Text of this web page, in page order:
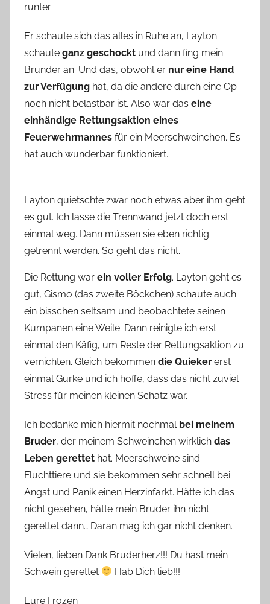
runter.
Er schaute sich das alles in Ruhe an, Layton
schaute ganz geschockt und dann fing mein
Brunder an. Und das, obwohl er nur eine Hand
zur Verfügung hat, da die andere durch eine Op
noch nicht belastbar ist. Also war das eine
einhändige Rettungsaktion eines
Feuerwehrmannes für ein Meerschweinchen. Es
hat auch wunderbar funktioniert.
Layton quietschte zwar noch etwas aber ihm geht
es gut. Ich lasse die Trennwand jetzt doch erst
einmal weg. Dann müssen sie eben richtig
getrennt werden. So geht das nicht.
Die Rettung war ein voller Erfolg. Layton geht es
gut, Gismo (das zweite Böckchen) schaute auch
ein bisschen seltsam und beobachtete seinen
Kumpanen eine Weile. Dann reinigte ich erst
einmal den Käfig, um Reste der Rettungsaktion zu
vernichten. Gleich bekommen die Quieker erst
einmal Gurke und ich hoffe, dass das nicht zuviel
Stress für meinen kleinen Schatz war.
Ich bedanke mich hiermit nochmal bei meinem
Bruder, der meinem Schweinchen wirklich das
Leben gerettet hat. Meerschweine sind
Fluchttiere und sie bekommen sehr schnell bei
Angst und Panik einen Herzinfarkt. Hätte ich das
nicht gesehen, hätte mein Bruder ihn nicht
gerettet dann… Daran mag ich gar nicht denken.
Vielen, lieben Dank Bruderherz!!! Du hast mein
Schwein gerettet
Hab Dich lieb!!!
Eure Frozen